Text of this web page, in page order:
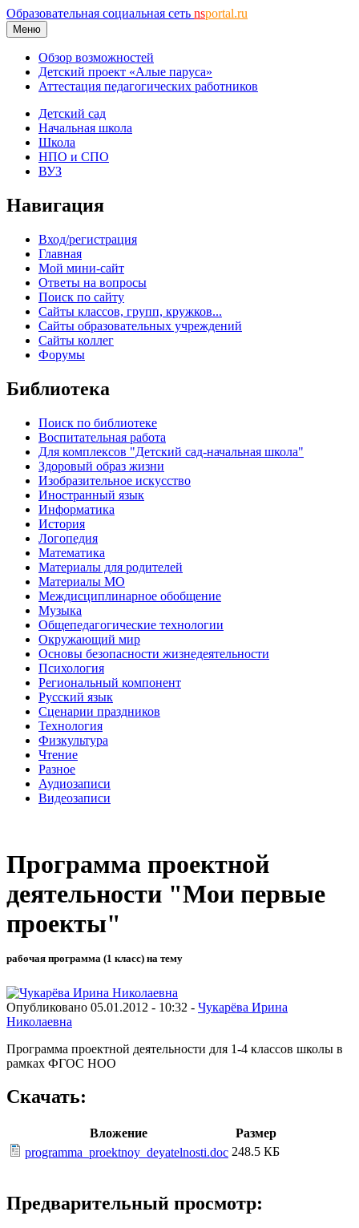
Образовательная социальная сеть nsportal.ru
Меню
Обзор возможностей
Детский проект «Алые паруса»
Аттестация педагогических работников
Детский сад
Начальная школа
Школа
НПО и СПО
ВУЗ
Навигация
Вход/регистрация
Главная
Мой мини-сайт
Ответы на вопросы
Поиск по сайту
Сайты классов, групп, кружков...
Сайты образовательных учреждений
Сайты коллег
Форумы
Библиотека
Поиск по библиотеке
Воспитательная работа
Для комплексов "Детский сад-начальная школа"
Здоровый образ жизни
Изобразительное искусство
Иностранный язык
Информатика
История
Логопедия
Математика
Материалы для родителей
Материалы МО
Междисциплинарное обобщение
Музыка
Общепедагогические технологии
Окружающий мир
Основы безопасности жизнедеятельности
Психология
Региональный компонент
Русский язык
Сценарии праздников
Технология
Физкультура
Чтение
Разное
Аудиозаписи
Видеозаписи
Программа проектной
деятельности "Мои первые
проекты"
рабочая программа (1 класс) на тему
Опубликовано 05.01.2012 - 10:32 - Чукарёва Ирина
Николаевна
Программа проектной деятельности для 1-4 классов школы в
рамках ФГОС НОО
Скачать:
Вложение
Размер
programma_proektnoy_deyatelnosti.doc 248.5 КБ
Предварительный просмотр: